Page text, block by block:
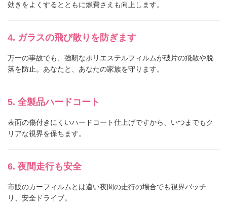
効きをよくするとともに燃費さえも向上します。
ガラスの飛び散りを防ぎます
万一の事故でも、強靭なポリエステルフィルムが破片の飛散や脱
落を防止。あなたと、あなたの家族を守ります。
全製品ハードコート
表面の傷付きにくいハードコート仕上げですから、いつまでもク
リアな視界を保ちます。
夜間走行も安全
市販のカーフィルムとは違い夜間の走行の場合でも視界バッチ
リ、安全ドライブ。